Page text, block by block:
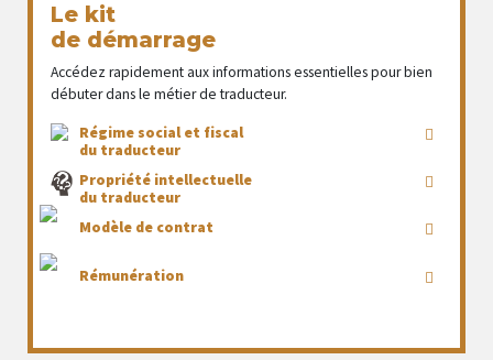
Le kit
de démarrage
Accédez rapidement aux informations essentielles pour bien
débuter dans le métier de traducteur.
Régime social et fiscal
du traducteur
Propriété intellectuelle
du traducteur
Modèle de contrat
Rémunération